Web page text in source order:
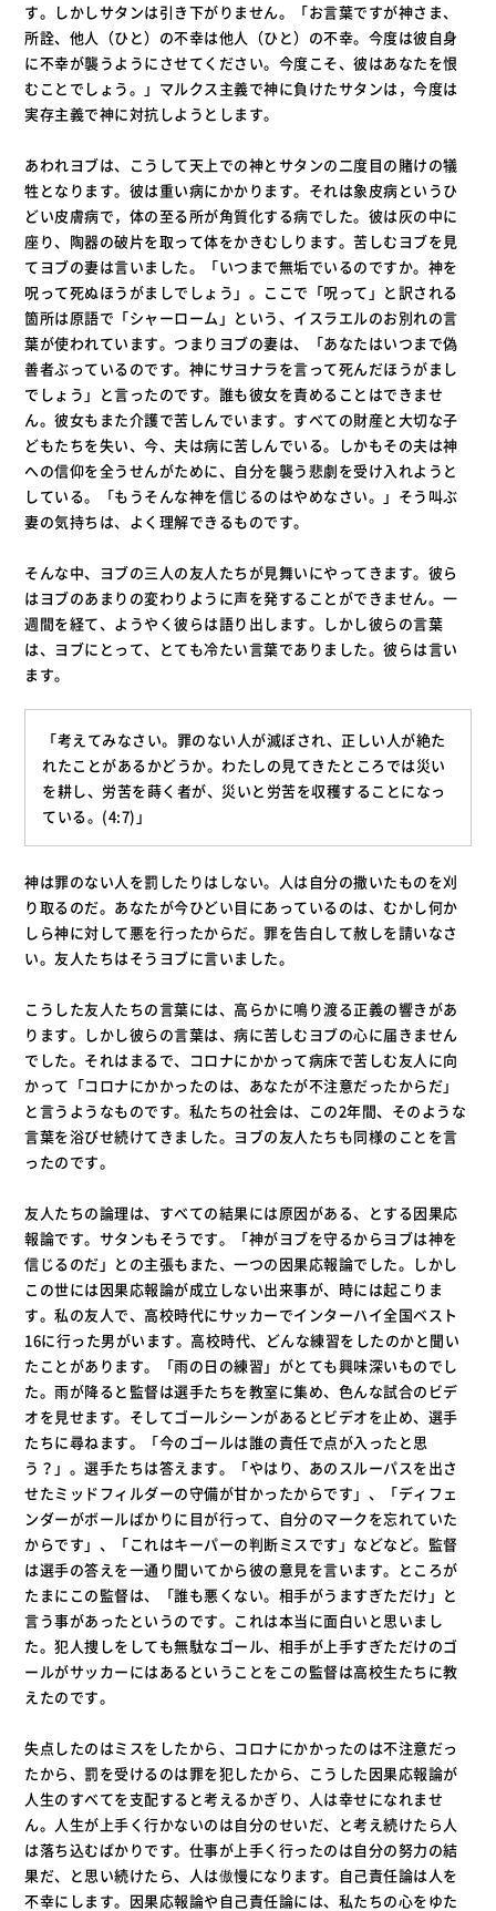
す。しかしサタンは引き下がりません。「お言葉ですが神さま、
所詮、他人（ひと）の不幸は他人（ひと）の不幸。今度は彼自身
に不幸が襲うようにさせてください。今度こそ、彼はあなたを恨
むことでしょう。」マルクス主義で神に負けたサタンは，今度は
実存主義で神に対抗しようとします。
あわれヨブは、こうして天上での神とサタンの二度目の賭けの犠
牲となります。彼は重い病にかかります。それは象皮病というひ
どい皮膚病で，体の至る所が角質化する病でした。彼は灰の中に
座り、陶器の破片を取って体をかきむしります。苦しむヨブを見
てヨブの妻は言いました。「いつまで無垢でいるのですか。神を
呪って死ぬほうがましでしょう」。ここで「呪って」と訳される
箇所は原語で「シャーローム」という、イスラエルのお別れの言
葉が使われています。つまりヨブの妻は、「あなたはいつまで偽
善者ぶっているのです。神にサヨナラを言って死んだほうがまし
でしょう」と言ったのです。誰も彼女を責めることはできませ
ん。彼女もまた介護で苦しんでいます。すべての財産と大切な子
どもたちを失い、今、夫は病に苦しんでいる。しかもその夫は神
への信仰を全うせんがために、自分を襲う悲劇を受け入れようと
している。「もうそんな神を信じるのはやめなさい。」そう叫ぶ
妻の気持ちは、よく理解できるものです。
そんな中、ヨブの三人の友人たちが見舞いにやってきます。彼ら
はヨブのあまりの変わりように声を発することができません。一
週間を経て、ようやく彼らは語り出します。しかし彼らの言葉
は、ヨブにとって、とても冷たい言葉でありました。彼らは言い
ます。
「考えてみなさい。罪のない人が滅ぼされ、正しい人が絶た
れたことがあるかどうか。わたしの見てきたところでは災い
を耕し、労苦を蒔く者が、災いと労苦を収穫することになっ
ている。(4:7)」
神は罪のない人を罰したりはしない。人は自分の撒いたものを刈
り取るのだ。あなたが今ひどい目にあっているのは、むかし何か
しら神に対して悪を行ったからだ。罪を告白して赦しを請いなさ
い。友人たちはそうヨブに言いました。
こうした友人たちの言葉には、高らかに鳴り渡る正義の響きがあ
ります。しかし彼らの言葉は、病に苦しむヨブの心に届きません
でした。それはまるで、コロナにかかって病床で苦しむ友人に向
かって「コロナにかかったのは、あなたが不注意だったからだ」
と言うようなものです。私たちの社会は、この2年間、そのような
言葉を浴びせ続けてきました。ヨブの友人たちも同様のことを言
ったのです。
友人たちの論理は、すべての結果には原因がある、とする因果応
報論です。サタンもそうです。「神がヨブを守るからヨブは神を
信じるのだ」との主張もまた、一つの因果応報論でした。しかし
この世には因果応報論が成立しない出来事が、時には起こりま
す。私の友人で、高校時代にサッカーでインターハイ全国ベスト
16に行った男がいます。高校時代、どんな練習をしたのかと聞い
たことがあります。「雨の日の練習」がとても興味深いものでし
た。雨が降ると監督は選手たちを教室に集め、色んな試合のビデ
オを見せます。そしてゴールシーンがあるとビデオを止め、選手
たちに尋ねます。「今のゴールは誰の責任で点が入ったと思
う？」。選手たちは答えます。「やはり、あのスルーパスを出さ
せたミッドフィルダーの守備が甘かったからです」、「ディフェ
ンダーがボールばかりに目が行って、自分のマークを忘れていた
からです」、「これはキーパーの判断ミスです」などなど。監督
は選手の答えを一通り聞いてから彼の意見を言います。ところが
たまにこの監督は、「誰も悪くない。相手がうますぎただけ」と
言う事があったというのです。これは本当に面白いと思いまし
た。犯人捜しをしても無駄なゴール、相手が上手すぎただけのゴ
ールがサッカーにはあるということをこの監督は高校生たちに教
えたのです。
失点したのはミスをしたから、コロナにかかったのは不注意だっ
たから、罰を受けるのは罪を犯したから、こうした因果応報論が
人生のすべてを支配すると考えるかぎり、人は幸せになれませ
ん。人生が上手く行かないのは自分のせいだ、と考え続けたら人
は落ち込むばかりです。仕事が上手く行ったのは自分の努力の結
果だ、と思い続けたら、人は傲慢になります。自己責任論は人を
不幸にします。因果応報論や自己責任論には、私たちの心をゆた